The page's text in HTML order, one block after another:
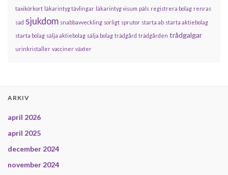
taxikörkort läkarintyg tävlingar läkarintyg visum päls registrera bolag renras
sad sjukdom snabbavveckling sorligt sprutor starta ab starta aktiebolag
starta bolag sälja aktiebolag sälja bolag trädgård trädgården trådgalgar
urinkristaller vacciner växter
ARKIV
april 2026
april 2025
december 2024
november 2024